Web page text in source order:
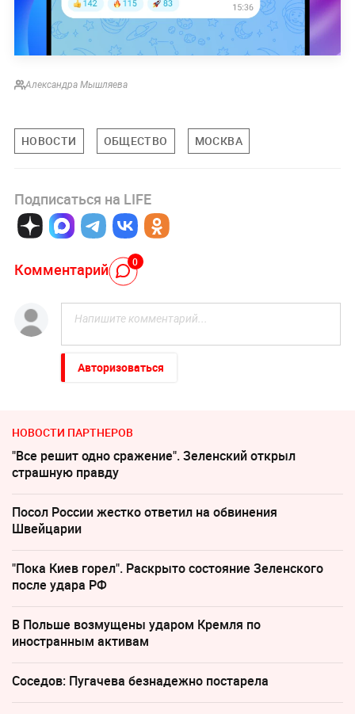
Александра Мышляева
НОВОСТИ ОБЩЕСТВО МОСКВА
Подписаться на LIFE
Комментарий 0
Авторизоваться
НОВОСТИ ПАРТНЕРОВ
"Все решит одно сражение". Зеленский открыл
страшную правду
Посол России жестко ответил на обвинения
Швейцарии
"Пока Киев горел". Раскрыто состояние Зеленского
после удара РФ
В Польше возмущены ударом Кремля по
иностранным активам
Соседов: Пугачева безнадежно постарела